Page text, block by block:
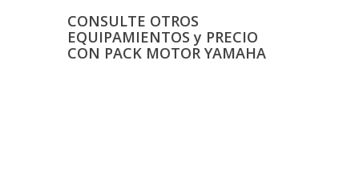
CONSULTE OTROS
EQUIPAMIENTOS y PRECIO
CON PACK MOTOR YAMAHA